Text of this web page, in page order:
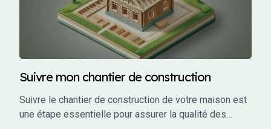
Suivre mon chantier de construction
Suivre le chantier de construction de votre maison est
une étape essentielle pour assurer la qualité des